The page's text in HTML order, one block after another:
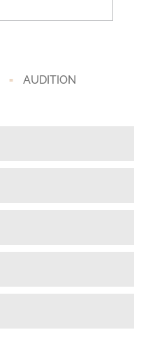
AUDITION